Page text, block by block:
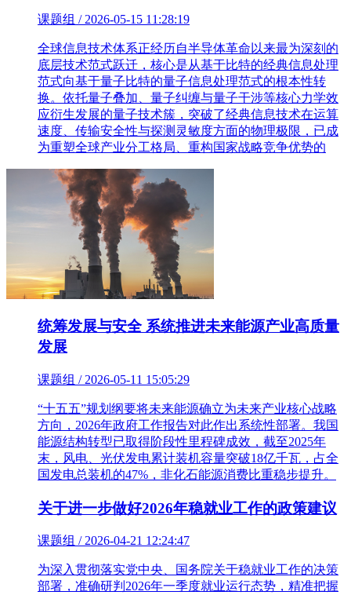
课题组 / 2026-05-15 11:28:19
全球信息技术体系正经历自半导体革命以来最为深刻的
底层技术范式跃迁，核心是从基于比特的经典信息处理
范式向基于量子比特的量子信息处理范式的根本性转
换。依托量子叠加、量子纠缠与量子干涉等核心力学效
应衍生发展的量子技术簇，突破了经典信息技术在运算
速度、传输安全性与探测灵敏度方面的物理极限，已成
为重塑全球产业分工格局、重构国家战略竞争优势的
统筹发展与安全 系统推进未来能源产业高质量
发展
课题组 / 2026-05-11 15:05:29
“十五五”规划纲要将未来能源确立为未来产业核心战略
方向，2026年政府工作报告对此作出系统性部署。我国
能源结构转型已取得阶段性里程碑成效，截至2025年
末，风电、光伏发电累计装机容量突破18亿千瓦，占全
国发电总装机的47%，非化石能源消费比重稳步提升。
关于进一步做好2026年稳就业工作的政策建议
课题组 / 2026-04-21 12:24:47
为深入贯彻落实党中央、国务院关于稳就业工作的决策
部署，准确研判2026年一季度就业运行态势，精准把握